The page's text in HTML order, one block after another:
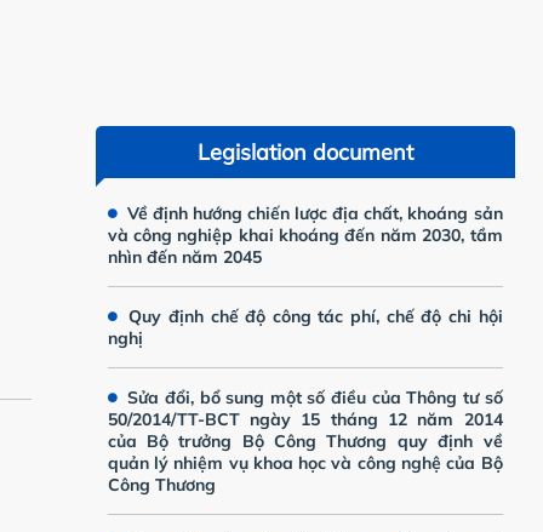
Thông
Legislation document
Về định hướng chiến lược địa chất, khoáng sản
và công nghiệp khai khoáng đến năm 2030, tầm
nhìn đến năm 2045
Quy định chế độ công tác phí, chế độ chi hội
nghị
Sửa đổi, bổ sung một số điều của Thông tư số
50/2014/TT-BCT ngày 15 tháng 12 năm 2014
của Bộ trưởng Bộ Công Thương quy định về
quản lý nhiệm vụ khoa học và công nghệ của Bộ
Công Thương